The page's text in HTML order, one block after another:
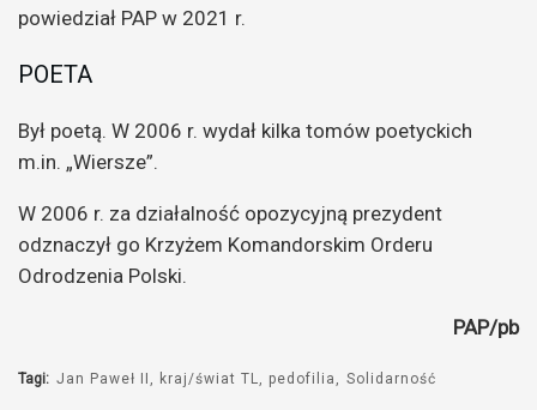
powiedział PAP w 2021 r.
POETA
Był poetą. W 2006 r. wydał kilka tomów poetyckich
m.in. „Wiersze”.
W 2006 r. za działalność opozycyjną prezydent
odznaczył go Krzyżem Komandorskim Orderu
Odrodzenia Polski.
PAP/pb
Tagi: Jan Paweł II kraj/świat TL pedofilia Solidarność